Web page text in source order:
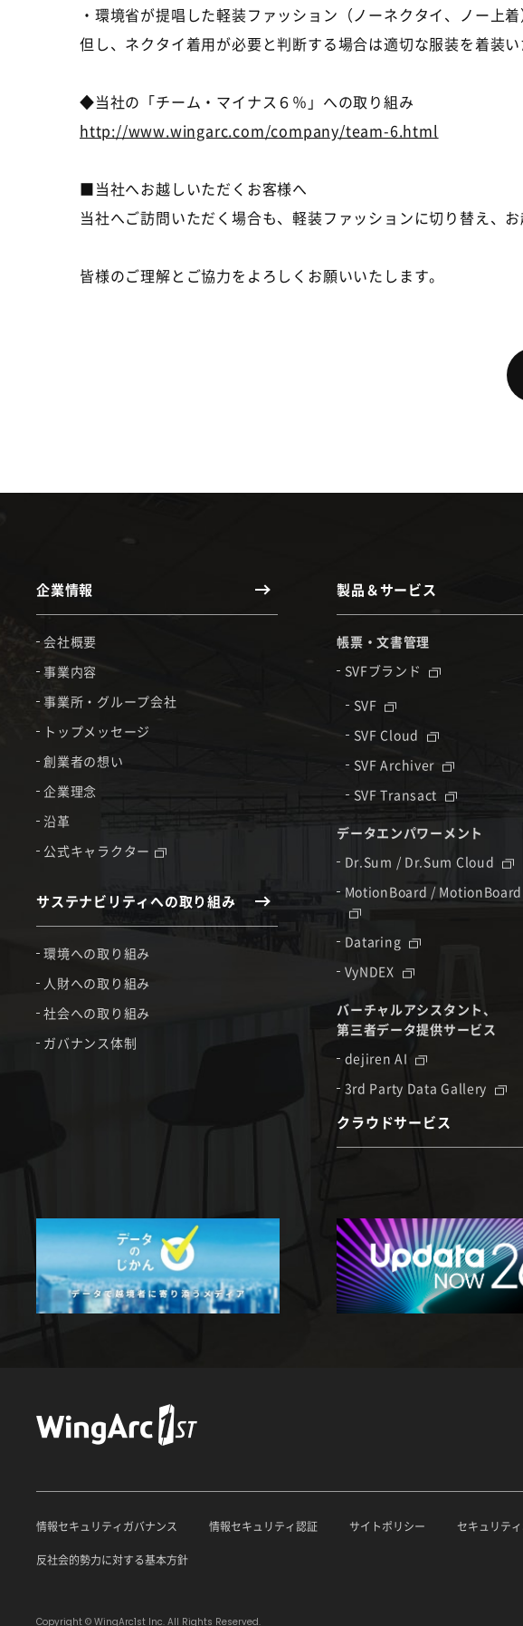
・環境省が提唱した軽装ファッション（ノーネクタイ、ノー上
但し、ネクタイ着用が必要と判断する場合は適切な服装を着装い
◆当社の「チーム・マイナス６％」への取り組み
http://www.wingarc.com/company/team-6.html
■当社へお越しいただくお客様へ
当社へご訪問いただく場合も、軽装ファッションに切り替え、
皆様のご理解とご協力をよろしくお願いいたします。
企業情報
会社概要
事業内容
事業所・グループ会社
トップメッセージ
創業者の想い
企業理念
沿革
公式キャラクター
サステナビリティへの取り組み
環境への取り組み
人財への取り組み
社会への取り組み
ガバナンス体制
製品＆サービス
帳票・文書管理
SVFブランド
SVF
SVF Cloud
SVF Archiver
SVF Transact
データエンパワーメント
Dr.Sum / Dr.Sum Cloud
MotionBoard /
Dataring
VyNDEX
バーチャルアシスタント、
第三者データ提供サービス
dejiren AI
3rd Party Data Gallery
クラウドサービス
情報セキュリティガバナンス 情報セキュリティ認証 サイトポリシー セキュリテ
反社会的勢力に対する基本方針
Copyright © WingArc1st Inc. All Rights Reserved.